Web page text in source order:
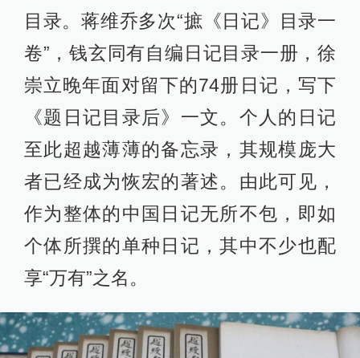
目录。蒋维乔多次“摭《日记》目录一
卷”，钱玄同有自编日记目录一册，徐
崇立晚年面对留下的74册日记，写下
《题日记目录后》一文。个人的日记
至此超越薄薄的备忘录，其规模庞大
者已经成为恢宏的著述。由此可见，
作为整体的中国日记无所不包，即如
个体所撰的单种日记，其中不少也配
享“万有”之名。